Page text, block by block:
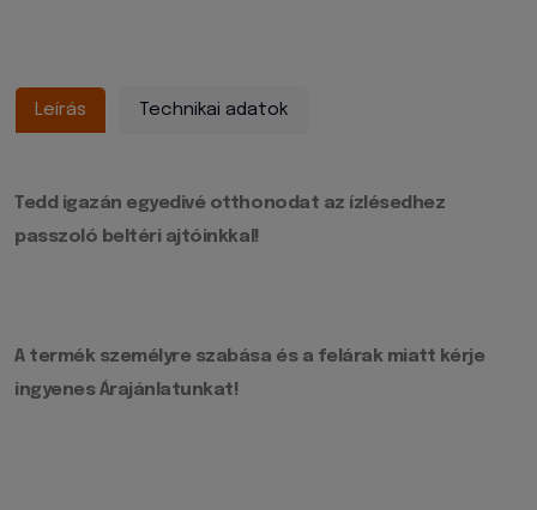
Leírás Technikai adatok
Tedd igazán egyedivé otthonodat az ízlésedhez
passzoló beltéri ajtóinkkal!
A termék személyre szabása és a felárak miatt kérje
ingyenes Árajánlatunkat!